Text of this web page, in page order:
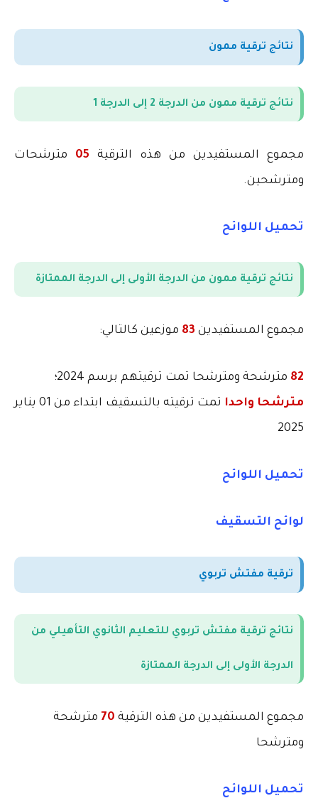
نتائج ترقية ممون
نتائج ترقية ممون من الدرجة 2 إلى الدرجة 1
مجموع المستفيدين من هذه الترقية 05
مترشحات
ومترشحين.
تحميل اللوائح
نتائج ترقية ممون من الدرجة الأولى إلى الدرجة الممتازة
مجموع المستفيدين 83 موزعين كالتالي:
82 مترشحة ومترشحا تمت ترقيتهم برسم 2024؛
مترشحا واحدا
تمت ترقيته بالتسقيف ابتداء من 01 يناير
2025
تحميل اللوائح
لوائح التسقيف
ترقية مفتش تربوي
نتائج ترقية مفتش تربوي للتعليم الثانوي التأهيلي من
الدرجة الأولى إلى الدرجة الممتازة
مجموع المستفيدين من هذه الترقية 70 مترشحة
ومترشحا
تحميل اللوائح